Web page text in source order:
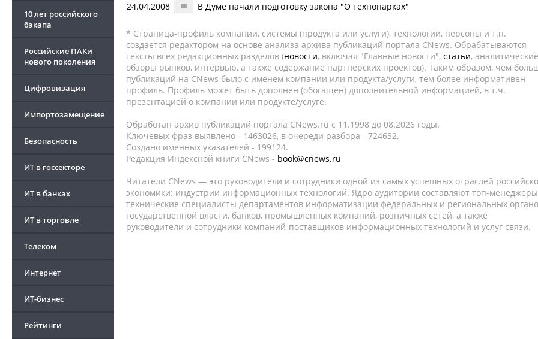
10 лет российского
бэкапа
Российские ПАКи
нового поколения
Цифровизация
Импортозамещение
Безопасность
ИТ в госсекторе
ИТ в банках
ИТ в торговле
Телеком
Интернет
ИТ-бизнес
Рейтинги
24.04.2008 В Думе начали подготовку закона "О технопарках"
* Страница-профиль компании, системы (продукта или услуги), технологии, персоны и т.п.
создается редактором на основе анализа архива публикаций портала CNews. Обрабатываются
тексты всех редакционных разделов (новости, включая "Главные новости", статьи, аналитические
обзоры рынков, интервью, а также содержание партнёрских проектов). Таким образом, чем
публикаций на CNews было с именем компании или продукта/услуги, тем более информативен
профиль. Профиль может быть дополнен (обогащен) дополнительной информацией, в т.ч.
презентацией о компании или продукте/услуге.
Обработан архив публикаций портала CNews.ru c 11.1998 до 08.2026 годы.
Ключевых фраз выявлено - 1463026, в очереди разбора - 724632.
Создано именных указателей - 199124.
Редакция Индексной книги CNews - book@cnews.ru
Читатели CNews — это руководители и сотрудники одной из самых успешных отраслей
экономики: индустрии информационных технологий. Ядро аудитории составляют топ-
технические специалисты департаментов информатизации федеральных и региональных
государственной власти, банков, промышленных компаний, розничных сетей, а также
руководители и сотрудники компаний-поставщиков информационных технологий и услуг связи.